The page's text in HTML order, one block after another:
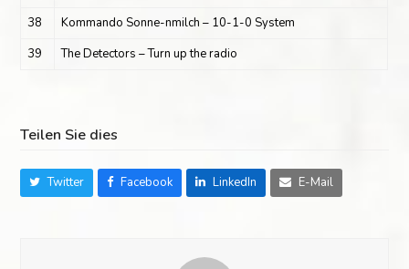
38
Kommando Sonne-nmilch – 10-1-0 System
39
The Detectors – Turn up the radio
Teilen Sie dies
Twitter Facebook LinkedIn E-Mail